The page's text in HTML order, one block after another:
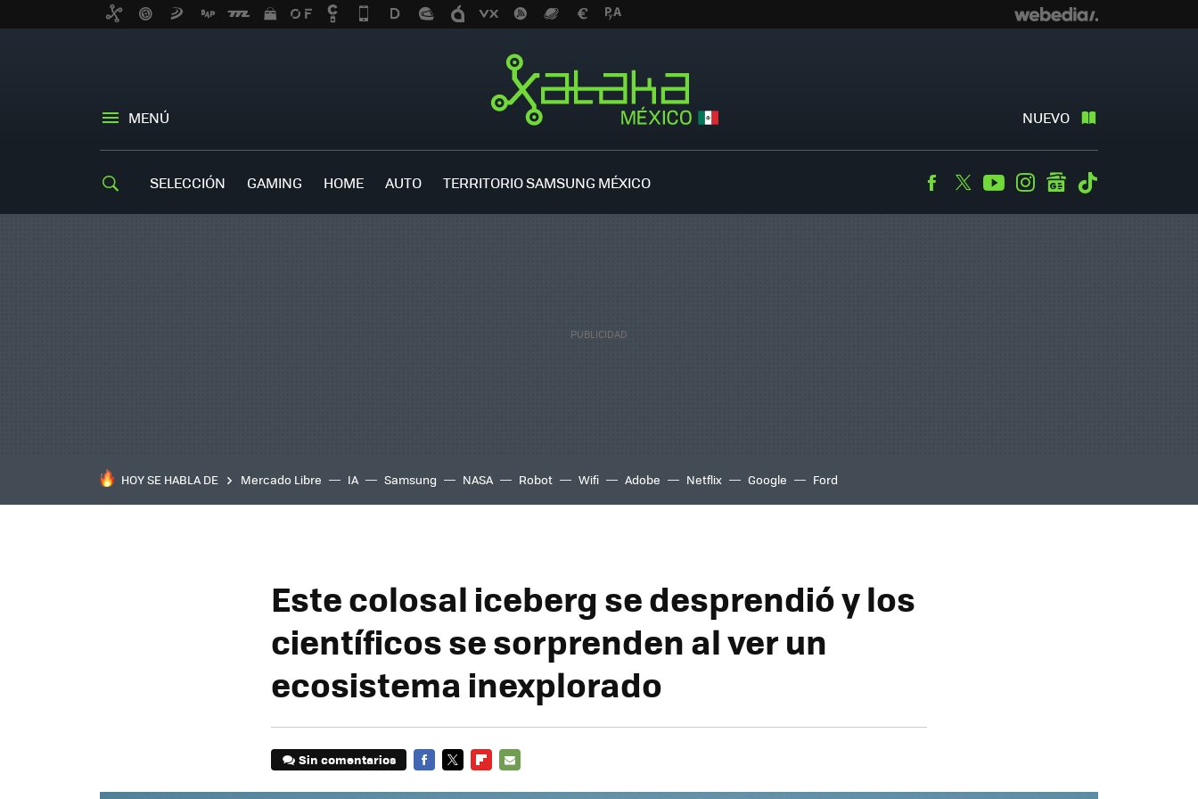
MENÚ NUEVO
SELECCIÓN GAMING HOME AUTO TERRITORIO SAMSUNG MÉXICO Facebook
TwitterYoutubeInstagramgooglenews
HOY SE HABLA DE Mercado Libre IA Samsung NASA Robot Wifi Adobe Netflix Google Ford
Este colosal iceberg se desprendió y los
científicos se sorprenden al ver un
ecosistema inexplorado
Sin comentarios